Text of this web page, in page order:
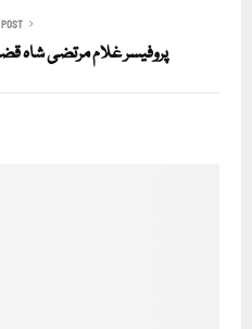
پروفیسر غلام مرتضی شاہ